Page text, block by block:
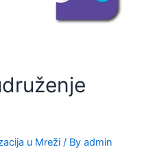
u Mreži / By admin